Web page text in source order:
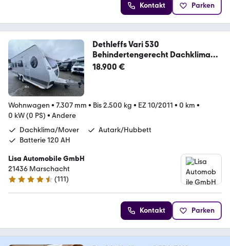
Kontakt Parken
Dethleffs Vari 530
Behindertengerecht Dachklima
Mover
18.900 €
Wohnwagen • 7.307 mm • Bis 2.500 kg • EZ 10/2011 • 0 km •
0 kW (0 PS) • Andere
Dachklima/Mover
Autark/Hubbett
Batterie 120 AH
Lisa Automobile GmbH
21436 Marschacht
4.6 Sterne
(111)
Kontakt Parken